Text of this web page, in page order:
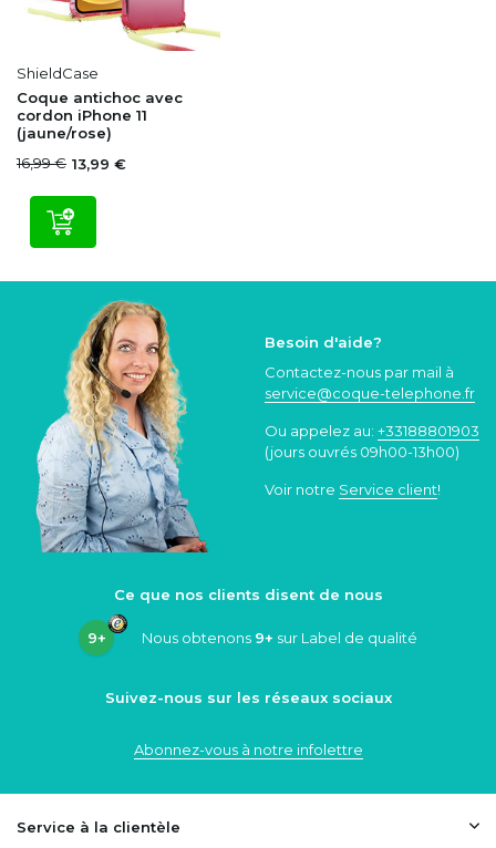
ShieldCase
Coque antichoc avec
cordon iPhone 11
(jaune/rose)
16,99 € 13,99 €
Besoin d'aide?
Contactez-nous par mail à
service@coque-telephone.fr
Ou appelez au: +33188801903
(jours ouvrés 09h00-13h00)
Voir notre Service client!
Ce que nos clients disent de nous
9+ Nous obtenons 9+ sur Label de qualité
Suivez-nous sur les réseaux sociaux
Abonnez-vous à notre infolettre
Service à la clientèle